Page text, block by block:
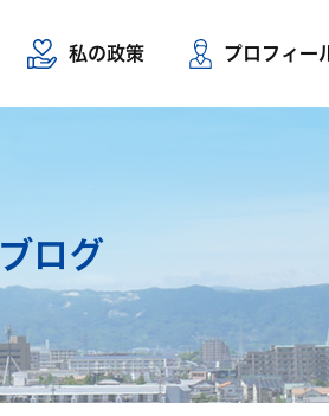
私の政策 プロフィー
ブログ